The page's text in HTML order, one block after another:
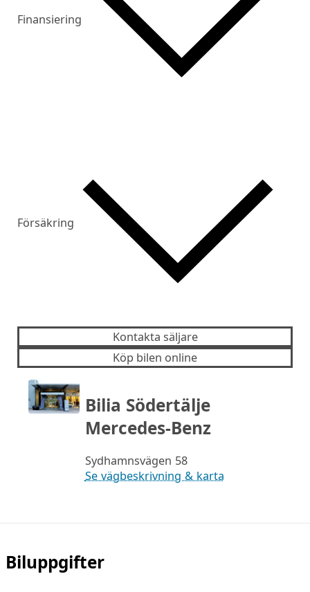
Finansiering
Försäkring
Kontakta säljare
Köp bilen online
Bilia Södertälje
Mercedes-Benz
Sydhamnsvägen 58
Se vägbeskrivning & karta
Biluppgifter